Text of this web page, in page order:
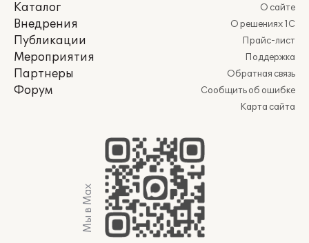
Каталог
Внедрения
Публикации
Мероприятия
Партнеры
Форум
О сайте
О решениях 1С
Прайс-лист
Поддержка
Обратная связь
Сообщить об ошибке
Карта сайта
Мы в Max